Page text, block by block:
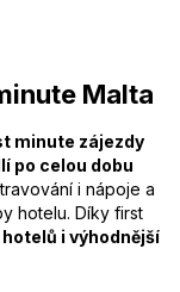
Malta
minute zájezdy
po celou dobu
i nápoje a
hotelu. Díky first
i výhodnější